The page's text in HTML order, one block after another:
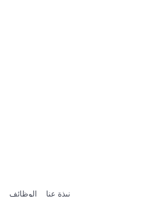
نبذة عنا الوظائف